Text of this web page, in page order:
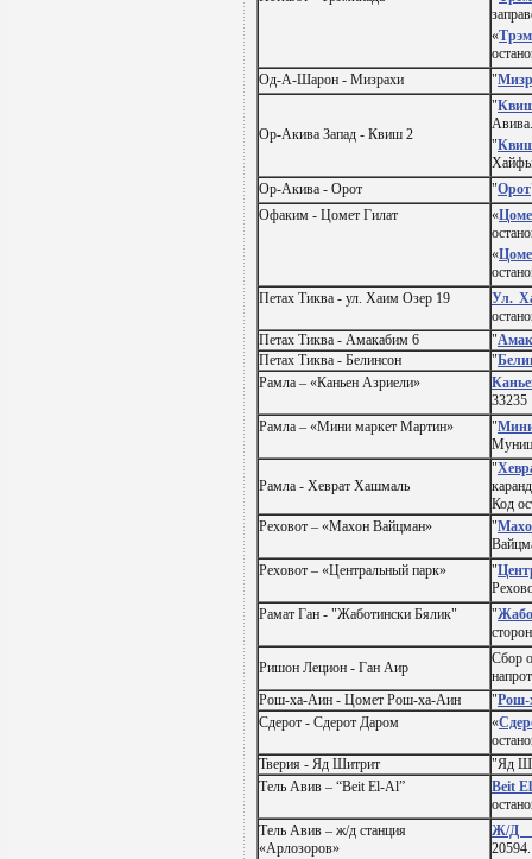
«
Од-А-Шарон - Мизрахи
"
Ор-Акива Запад - Квиш 2
"
"
Ор-Акива - Орот
"Орот
Офаким - Цомет Гилат
«
«
Петах Тиква - ул. Хаим Озер 19
Ул.
Петах Тиква - Амакабим 6
"
Петах Тиква - Белинсон
"
Рамла – «Каньен Азриели»
33235
Рамла – «Мини маркет Мартин»
"
Рамла - Хеврат Хашмаль
"
Код
Реховот – «Махон Вайцман»
"
Реховот – «Центральный парк»
"
Рамат Ган - "Жаботински Бялик"
"
Ришон Лецион - Ган Аир
Сбор
Рош-ха-Аин - Цомет Рош-ха-Аин
"Рош-
Сдерот - Сдерот Даром
«
Тверия - Яд Шитрит
"Яд
Тель Авив – “Beit El-Al”
Beit
Тель Авив – ж/д станция
«Арлозоров»
Ж/Д